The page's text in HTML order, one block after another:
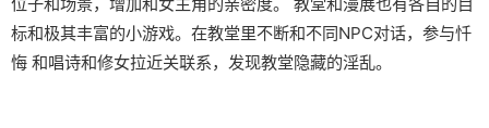
标和极其丰富的小游戏。在教堂里不断和不同NPC对话，参与忏
悔 和唱诗和修女拉近关联系，发现教堂隐藏的淫乱。